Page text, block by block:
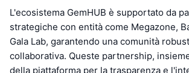
L'ecosistema GemHUB è supportato da
strategiche con entità come Megazone,
Gala Lab, garantendo una comunità
collaborativa. Queste partnership,
della piattaforma per la trasparenza e